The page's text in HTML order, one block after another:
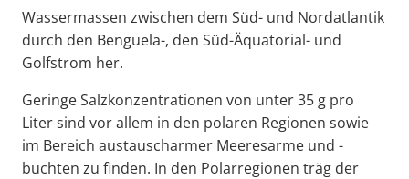
Wassermassen zwischen dem Süd- und Nordatlantik
durch den Benguela-, den Süd-Äquatorial- und
Golfstrom her.
Geringe Salzkonzentrationen von unter 35 g pro
Liter sind vor allem in den polaren Regionen sowie
im Bereich austauscharmer Meeresarme und -
buchten zu finden. In den Polarregionen träg der